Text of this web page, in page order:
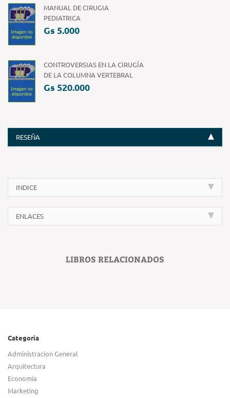
MANUAL DE CIRUGIA
PEDIATRICA
Gs 5.000
CONTROVERSIAS EN LA CIRUGÍA
DE LA COLUMNA VERTEBRAL
Gs 520.000
RESEÑA
INDICE
ENLACES
LIBROS RELACIONADOS
Categoria
Administracion General
Arquitectura
Economia
Marketing